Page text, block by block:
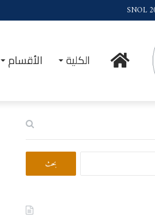
الرئيسيةالكلية الأقسام
البحث